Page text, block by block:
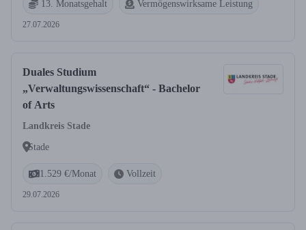
13. Monatsgehalt Vermögenswirksame Leistung
27.07.2026
Duales Studium
„Verwaltungswissenschaft“ - Bachelor
of Arts
Landkreis Stade
Stade
1.529 €/Monat Vollzeit
29.07.2026